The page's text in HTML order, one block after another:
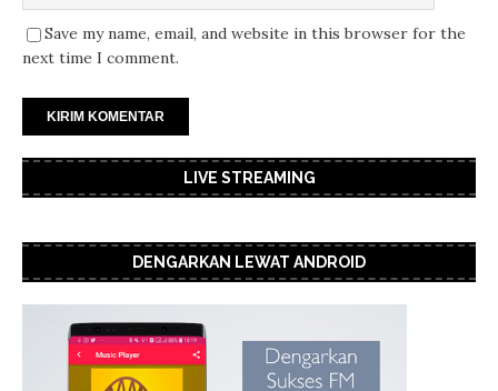
Save my name, email, and website in this browser for the
next time I comment.
LIVE STREAMING
DENGARKAN LEWAT ANDROID